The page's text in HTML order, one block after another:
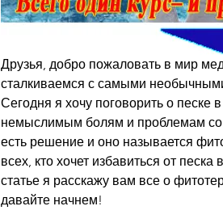
Друзья, добро пожаловать в мир
сталкиваемся с самыми
Сегодня я хочу поговорить о песке
немыслимым болям и проблемам
есть решение и оно называется
всех, кто хочет избавиться от
статье я расскажу вам все о
давайте начнем!